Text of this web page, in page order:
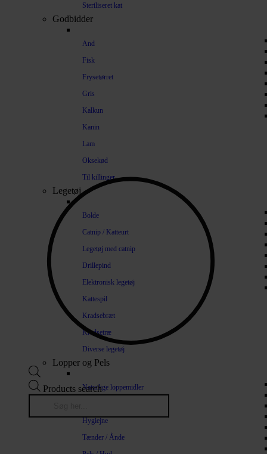
Steriliseret kat
Godbidder
And
Fisk
Frysetørret
Gris
Kalkun
Kanin
Lam
Oksekød
Til killinger
Legetøj
Bolde
Catnip / Katteurt
Legetøj med catnip
Drillepind
Elektronisk legetøj
Kattespil
Kradsebræt
Kradsetræ
Diverse legetøj
Lopper og Pels
Naturlige loppemidler
Hygiejne
Tænder / Ånde
Products search